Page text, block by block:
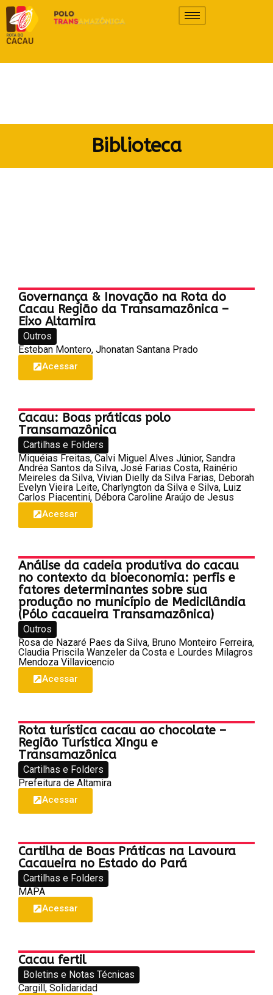
Biblioteca
Governança & Inovação na Rota do
Cacau Região da Transamazônica –
Eixo Altamira
Outros
Esteban Montero, Jhonatan Santana Prado
Acessar
Cacau: Boas práticas polo
Transamazônica
Cartilhas e Folders
Miquéias Freitas, Calvi Miguel Alves Júnior, Sandra
Andréa Santos da Silva, José Farias Costa, Rainério
Meireles da Silva, Vivian Dielly da Silva Farias, Deborah
Evelyn Vieira Leite, Charlyngton da Silva e Silva, Luiz
Carlos Piacentini, Débora Caroline Araújo de Jesus
Acessar
Análise da cadeia produtiva do cacau
no contexto da bioeconomia: perfis e
fatores determinantes sobre sua
produção no município de Medicilândia
(Pólo cacaueira Transamazônica)
Outros
Rosa de Nazaré Paes da Silva, Bruno Monteiro Ferreira,
Claudia Priscila Wanzeler da Costa e Lourdes Milagros
Mendoza Villavicencio
Acessar
Rota turística cacau ao chocolate –
Região Turística Xingu e
Transamazônica
Cartilhas e Folders
Prefeitura de Altamira
Acessar
Cartilha de Boas Práticas na Lavoura
Cacaueira no Estado do Pará
Cartilhas e Folders
MAPA
Acessar
Cacau fertil
Boletins e Notas Técnicas
Cargill, Solidaridad